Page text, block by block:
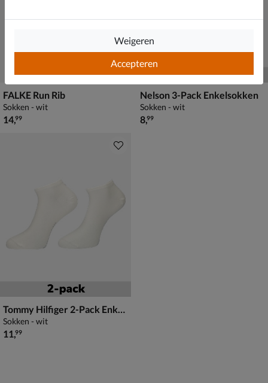
FALKE Run Rib
Sokken - wit
€ 14,99
14,99
Nelson 3-Pack Enkelsokken
Sokken - wit
€ 8,99
8,99
Tommy Hilfiger 2-Pack Enkelsokken
Sokken - wit
€ 11,99
11,99
Accepteren
Weigeren